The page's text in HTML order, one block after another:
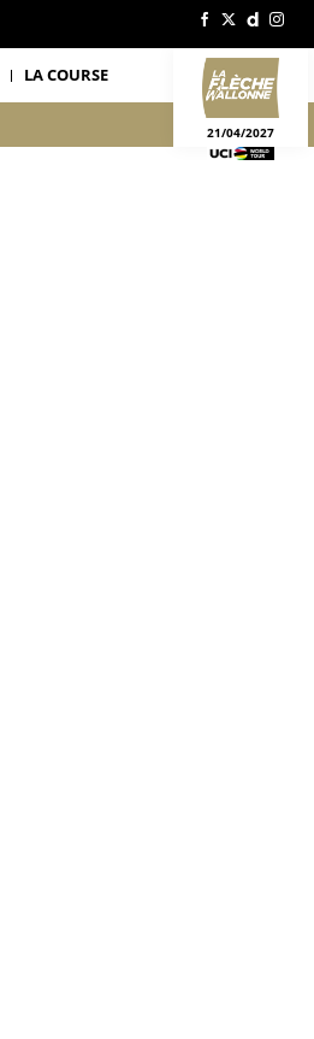
LA COURSE
21/04/2027